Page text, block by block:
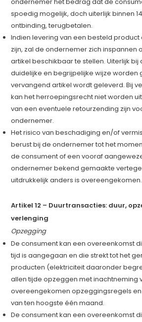
spoedig mogelijk, doch uiterlijk binnen
ontbinding, terugbetalen.
Indien levering van een besteld product
zijn, zal de ondernemer zich inspannen
artikel beschikbaar te stellen. Uiterlijk
duidelijke en begrijpelijke wijze worden
vervangend artikel wordt geleverd. Bij
kan het herroepingsrecht niet worden
van een eventuele retourzending zijn
ondernemer.
Het risico van beschadiging en/of
berust bij de ondernemer tot het
de consument of een vooraf
ondernemer bekend gemaakte
uitdrukkelijk anders is overeengekomen.
Artikel 12 – Duurtransacties: duur,
verlenging
Opzegging
De consument kan een overeenkomst
tijd is aangegaan en die strekt tot het
producten (elektriciteit daaronder
allen tijde opzeggen met inachtneming
overeengekomen opzeggingsregels
van ten hoogste één maand.
De consument kan een overeenkomst